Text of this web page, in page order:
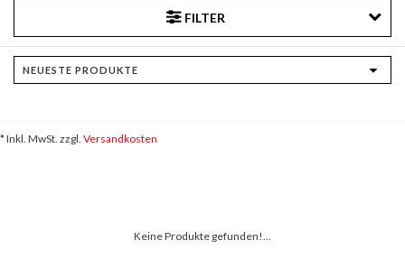
FILTER
* Inkl. MwSt. zzgl. Versandkosten
Keine Produkte gefunden!...